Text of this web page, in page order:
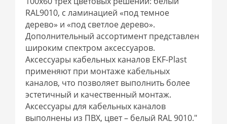
RAL9010, с ламинацией «под темное
дерево» и «под светлое дерево».
Дополнительный ассортимент представлен
широким спектром аксессуаров.
Аксессуары кабельных каналов EKF-Plast
применяют при монтаже кабельных
каналов, что позволяет выполнить более
эстетичный и качественный монтаж.
Аксессуары для кабельных каналов
выполнены из ПВХ, цвет – белый RAL 9010."